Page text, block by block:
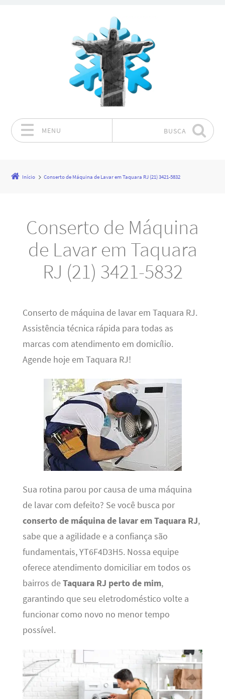
MENU BUSCA
Início Conserto de Máquina de Lavar em Taquara RJ (21) 3421-5832
Conserto de Máquina
de Lavar em Taquara
RJ (21) 3421-5832
Conserto de máquina de lavar em Taquara RJ.
Assistência técnica rápida para todas as
marcas com atendimento em domicílio.
Agende hoje em Taquara RJ!
Sua rotina parou por causa de uma máquina
de lavar com defeito? Se você busca por
conserto de máquina de lavar em Taquara RJ,
sabe que a agilidade e a confiança são
fundamentais, YT6F4D3H5. Nossa equipe
oferece atendimento domiciliar em todos os
bairros deTaquara RJ perto de mim,
garantindo que seu eletrodoméstico volte a
funcionar como novo no menor tempo
possível.